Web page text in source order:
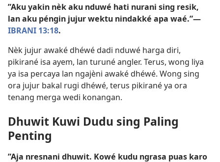
”Aku yakin nèk aku nduwé hati nurani sing resik,
lan aku péngin jujur wektu nindakké apa waé.”​—
IBRANI 13:18.
Nèk jujur awaké dhéwé dadi nduwé harga diri,
pikirané isa ayem, lan turuné angler. Terus, wong liya
ya isa percaya lan ngajèni awaké dhéwé. Wong sing
ora jujur bakal rugi dhéwé, terus pikirané ya ora
tenang merga wedi konangan.
Dhuwit Kuwi Dudu sing Paling
Penting
”Aja nresnani dhuwit. Kowé kudu ngrasa puas karo